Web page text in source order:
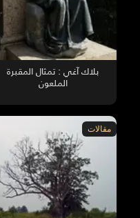
ركن الخيال
ENGLISH
بلاك آغي : تمثال المقبرة
الملعون
مقالات